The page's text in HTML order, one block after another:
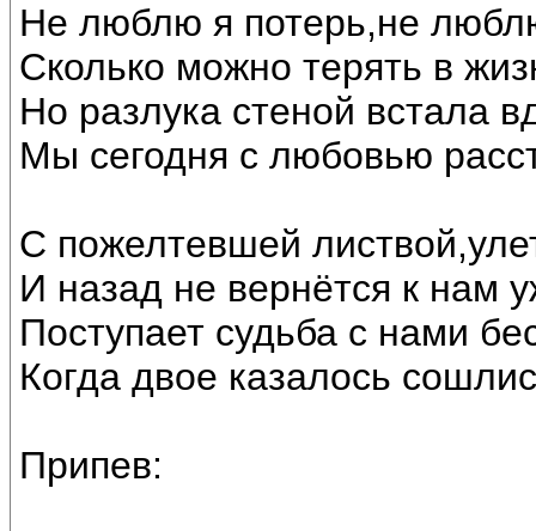
Не люблю я потерь,не
Сколько можно терять в
Но разлука стеной встала
Мы сегодня с любовью
С пожелтевшей
И назад не вернётся к нам
Поступает судьба с нами
Когда двое казалось
Припев: